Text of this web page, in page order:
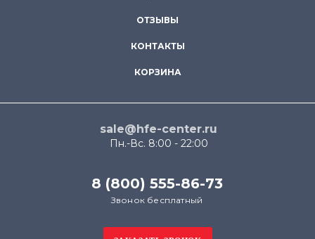
ОТЗЫВЫ
КОНТАКТЫ
КОРЗИНА
sale@hfe-center.ru
Пн.-Вс. 8:00 - 22:00
8 (800) 555-86-73
Звонок бесплатный